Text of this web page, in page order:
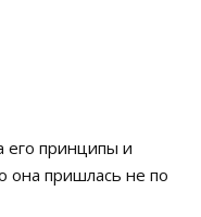
его принципы и
она пришлась не по